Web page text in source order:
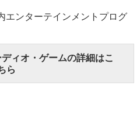
エンターテインメントプログ
ィオ・ゲームの詳細はこ
ら